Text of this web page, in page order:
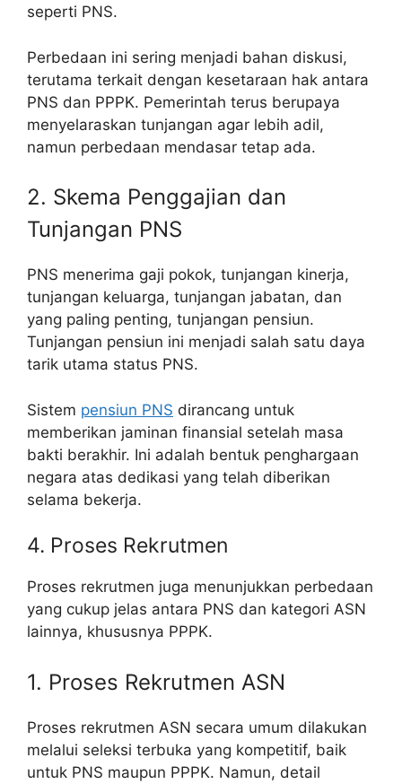
seperti PNS.
Perbedaan ini sering menjadi bahan diskusi,
terutama terkait dengan kesetaraan hak antara
PNS dan PPPK. Pemerintah terus berupaya
menyelaraskan tunjangan agar lebih adil,
namun perbedaan mendasar tetap ada.
2. Skema Penggajian dan
Tunjangan PNS
PNS menerima gaji pokok, tunjangan kinerja,
tunjangan keluarga, tunjangan jabatan, dan
yang paling penting, tunjangan pensiun.
Tunjangan pensiun ini menjadi salah satu daya
tarik utama status PNS.
Sistem pensiun PNS dirancang untuk
memberikan jaminan finansial setelah masa
bakti berakhir. Ini adalah bentuk penghargaan
negara atas dedikasi yang telah diberikan
selama bekerja.
4. Proses Rekrutmen
Proses rekrutmen juga menunjukkan perbedaan
yang cukup jelas antara PNS dan kategori ASN
lainnya, khususnya PPPK.
1. Proses Rekrutmen ASN
Proses rekrutmen ASN secara umum dilakukan
melalui seleksi terbuka yang kompetitif, baik
untuk PNS maupun PPPK. Namun, detail